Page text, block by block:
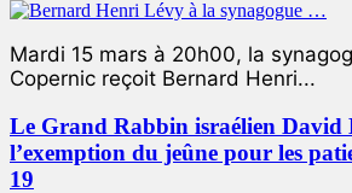
Mardi 15 mars à 20h00, la
Copernic reçoit Bernard Henri...
Le Grand Rabbin israélien David
l’exemption du jeûne pour les
19